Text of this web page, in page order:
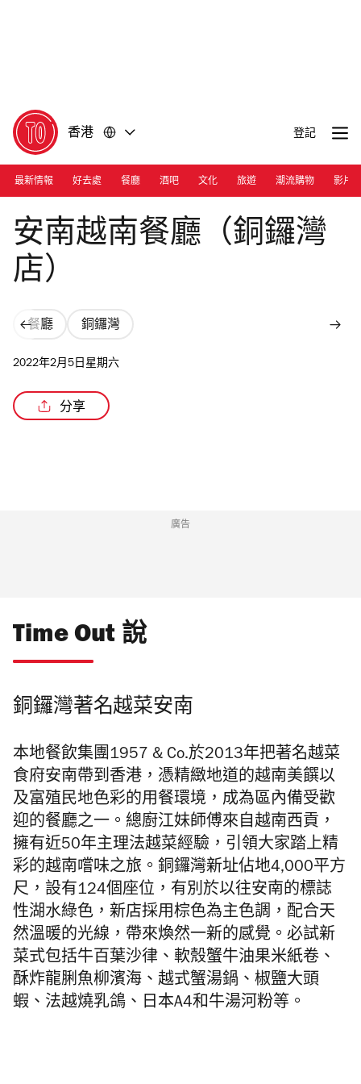
香港 登記
最新情報 好去處 餐廳 酒吧 文化 旅遊 潮流購物 影片
Photograph: Courtesy An Nam
安南越南餐廳（銅鑼灣
店）
餐廳 銅鑼灣
2022年2月5日星期六
分享
廣告
Time Out 說
銅鑼灣著名越菜安南
本地餐飲集團1957 & Co.於2013年把著名越菜
食府安南帶到香港， 憑精緻地道的越南美饌以
及富殖民地色彩的用餐環境， 成為區內備受歡
迎的餐廳之一。 總廚江妹師傅來自越南西貢，
擁有近50年主理法越菜經驗，引領大家踏上精
彩的越南嚐味之旅。銅鑼灣新址佔地4,000平方
尺，設有124個座位， 有別於以往安南的標誌
性湖水綠色，新店採用棕色為主色調， 配合天
然溫暖的光線，帶來煥然一新的感覺。 必試新
菜式包括牛百葉沙律、軟殼蟹牛油果米紙卷、
酥炸龍脷魚柳濱海、越式蟹湯鍋、椒鹽大頭
蝦、 法越燒乳鴿、日本A4和牛湯河粉等。